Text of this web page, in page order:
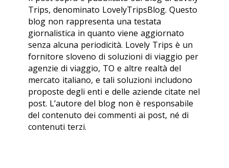
Trips, denominato LovelyTripsBlog. Questo
blog non rappresenta una testata
giornalistica in quanto viene aggiornato
senza alcuna periodicità. Lovely Trips è un
fornitore sloveno di soluzioni di viaggio per
agenzie di viaggio, TO e altre realtà del
mercato italiano, e tali soluzioni includono
proposte degli enti e delle aziende citate nel
post. L’autore del blog non è responsabile
del contenuto dei commenti ai post, né di
contenuti terzi.